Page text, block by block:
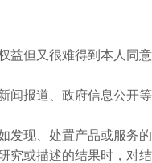
益但又很难得到本人同意
闻报道、政府信息公开等
发现、处置产品或服务的
或描述的结果时，对